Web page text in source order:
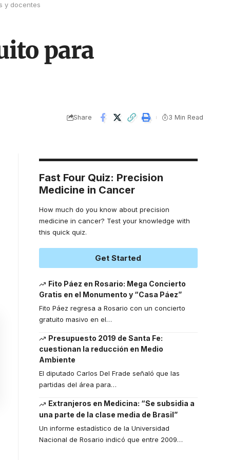
y docentes
para
Share 3 Min Read
Fast Four Quiz: Precision
Medicine in Cancer
How much do you know about precision
medicine in cancer? Test your knowledge with
this quick quiz.
Get Started
Fito Páez en Rosario: Mega Concierto
Gratis en el Monumento y “Casa Páez”
Fito Páez regresa a Rosario con un concierto
gratuito masivo en el…
Presupuesto 2019 de Santa Fe:
cuestionan la reducción en Medio
Ambiente
El diputado Carlos Del Frade señaló que las
partidas del área para…
Extranjeros en Medicina: “Se subsidia a
una parte de la clase media de Brasil”
Un informe estadístico de la Universidad
Nacional de Rosario indicó que entre 2009…